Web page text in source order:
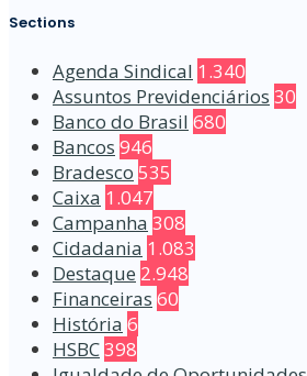
Sections
Agenda Sindical 1.340
Assuntos Previdenciários 30
Banco do Brasil 680
Bancos 946
Bradesco 535
Caixa 1.047
Campanha 308
Cidadania 1.083
Destaque 2.948
Financeiras 60
História 6
HSBC398